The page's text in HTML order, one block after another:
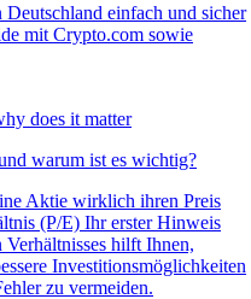
einfach und sicher
mit Crypto.com sowie
warum ist es wichtig?
Aktie wirklich ihren Preis
(P/E) Ihr erster Hinweis
Verhältnisses hilft Ihnen,
Investitionsmöglichkeiten
zu vermeiden.